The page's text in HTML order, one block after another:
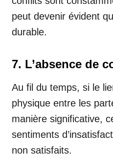
peut devenir évident
durable.
7. L’absence de
Au fil du temps, si le
physique entre les
manière significative,
sentiments
non satisfaits.